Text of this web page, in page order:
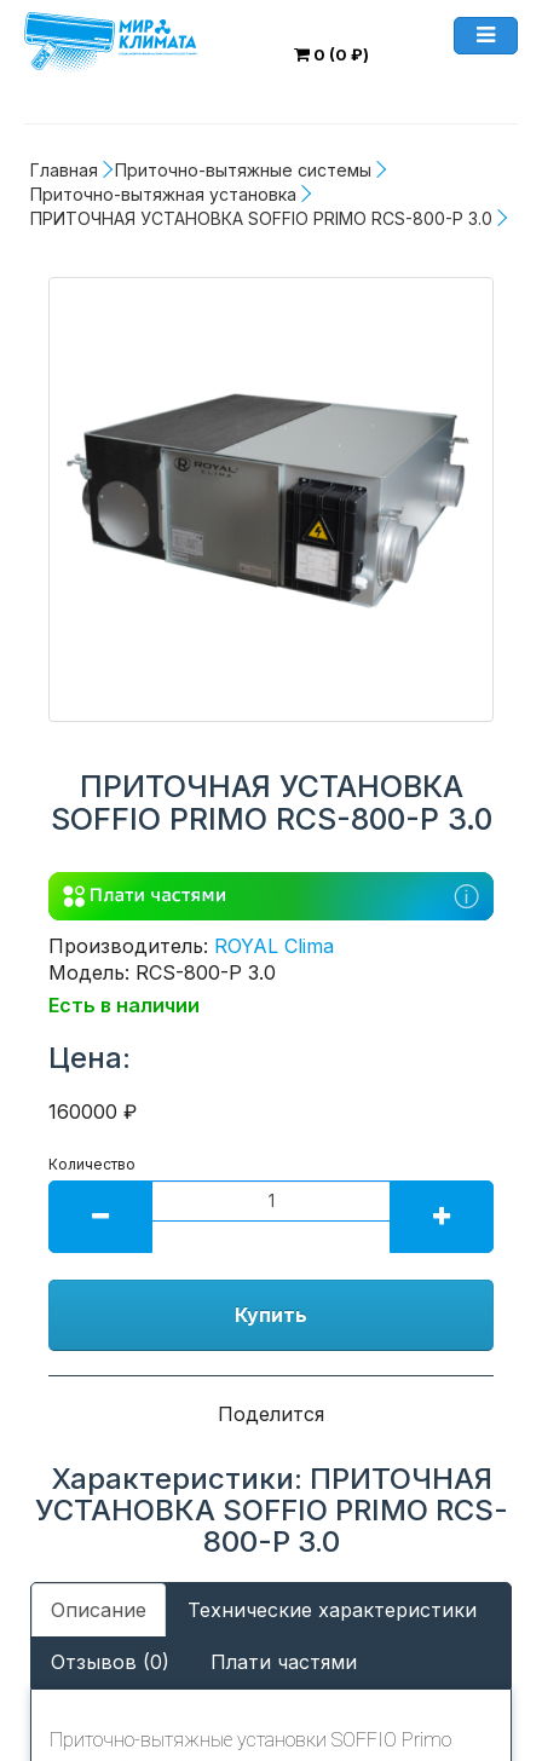
0 (0 ₽)
Главная
Приточно-вытяжные системы
Приточно-вытяжная установка
ПРИТОЧНАЯ УСТАНОВКА SOFFIO PRIMO RCS-800-P 3.0
ПРИТОЧНАЯ УСТАНОВКА
SOFFIO PRIMO RCS-800-P 3.0
Производитель: ROYAL Clima
Модель: RCS-800-P 3.0
Есть в наличии
Цена:
160000 ₽
Количество
Купить
Поделится
Характеристики: ПРИТОЧНАЯ
УСТАНОВКА SOFFIO PRIMO RCS-
800-P 3.0
Описание Технические характеристики
Отзывов (0) Плати частями
Приточно-вытяжные установки SOFFIO Primo